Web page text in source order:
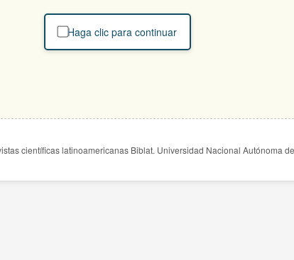
Haga clic para continuar
científicas latinoamericanas Biblat. Universidad Nacional Autónoma